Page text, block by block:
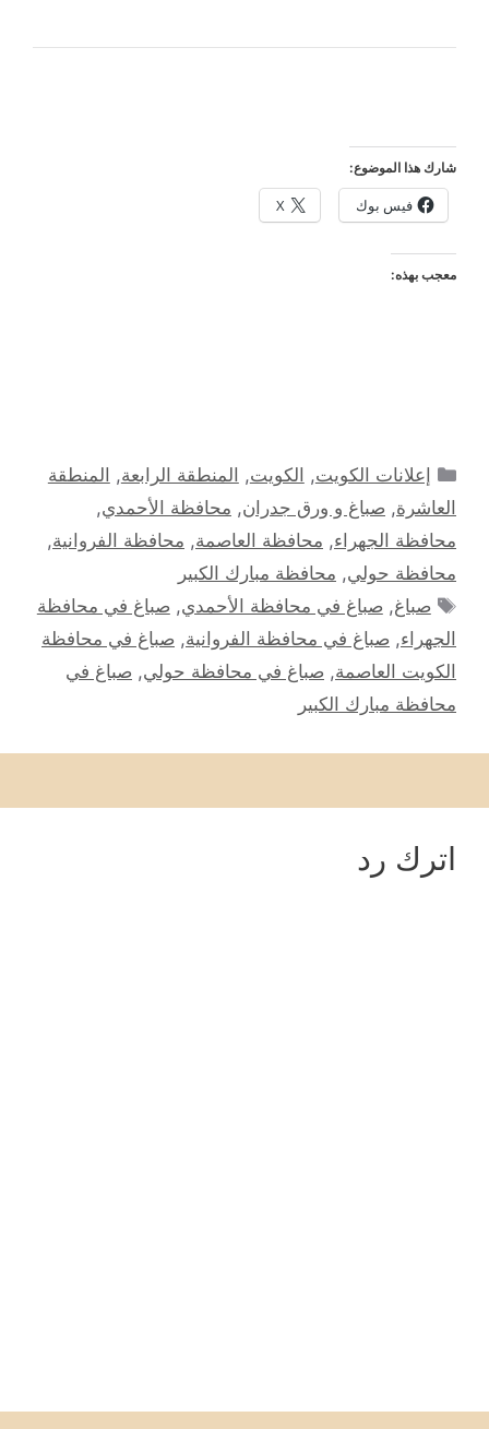
شارك هذا الموضوع:
فيس بوك X
معجب بهذه:
التصنيفات
إعلانات الكويت, الكويت, المنطقة الرابعة, المنطقة
العاشرة, صباغ و ورق جدران, محافظة الأحمدي,
محافظة الجهراء, محافظة العاصمة, محافظة الفروانية,
محافظة حولي, محافظة مبارك الكبير
الوسوم
صباغ, صباغ في محافظة الأحمدي, صباغ في محافظة
الجهراء, صباغ في محافظة الفروانية, صباغ في محافظة
الكويت العاصمة, صباغ في محافظة حولي, صباغ في
محافظة مبارك الكبير
اترك رد